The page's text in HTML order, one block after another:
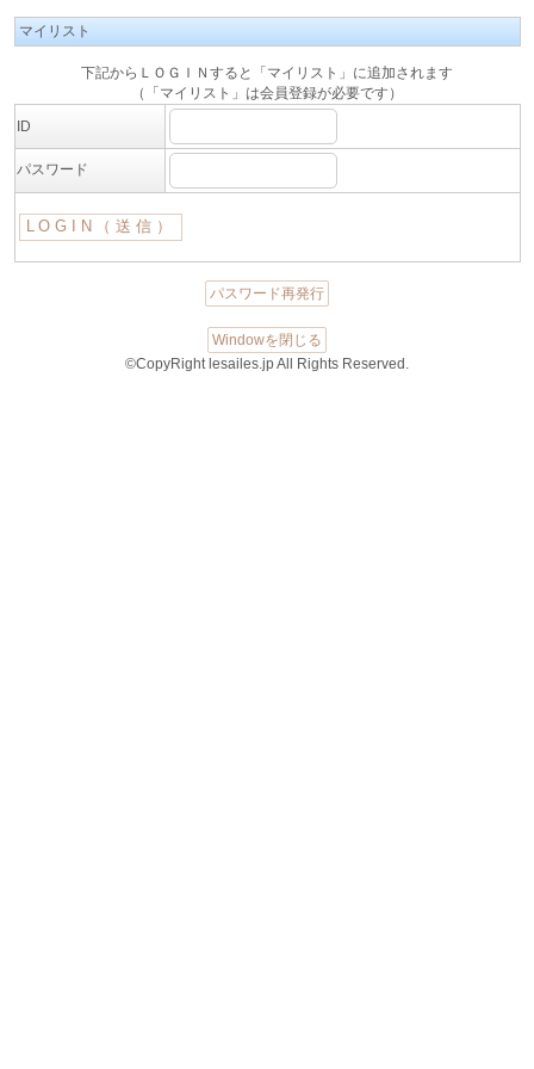
マイリスト
下記からＬＯＧＩＮすると「マイリスト」に追加されます
（「マイリスト」は会員登録が必要です）
ID
パスワード
パスワード再発行
Windowを閉じる
©CopyRight lesailes.jp All Rights Reserved.